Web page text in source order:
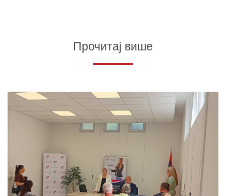
Прочитај више